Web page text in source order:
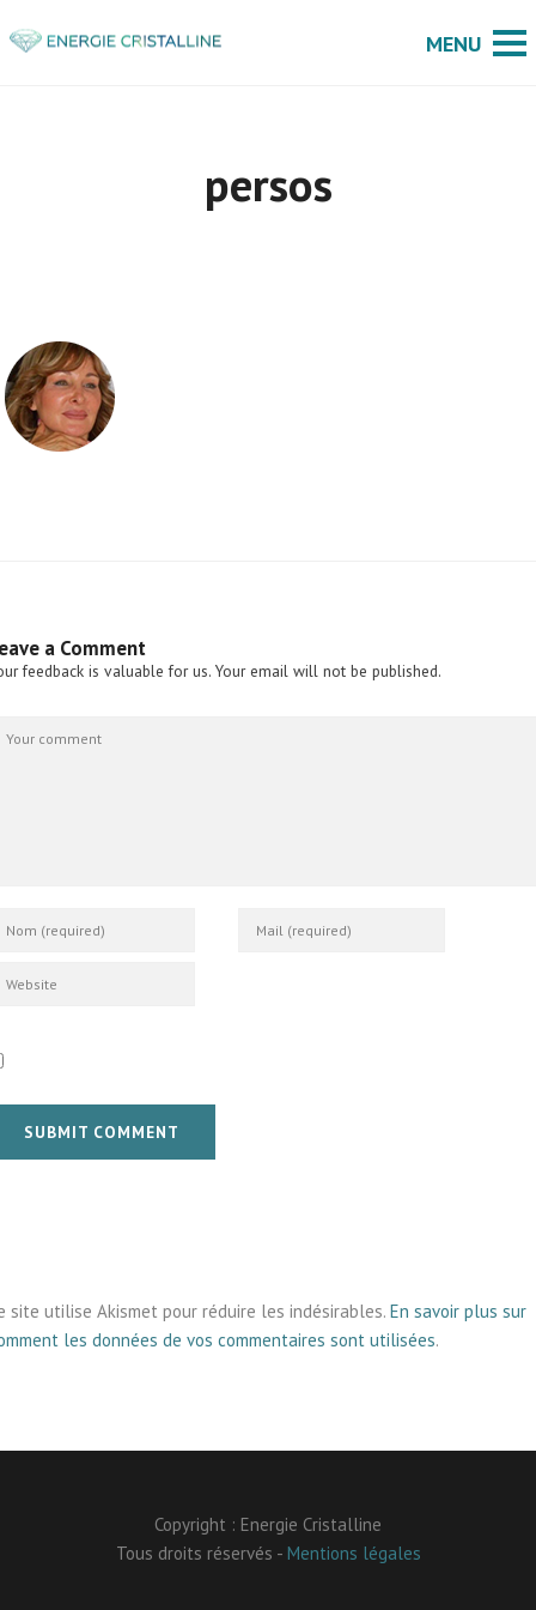
persos
a Comment
feedback is valuable for us. Your email will not be published.
SUBMIT COMMENT
site utilise Akismet pour réduire les indésirables. En savoir plus sur
les données de vos commentaires sont utilisées.
Copyright : Energie Cristalline
Tous droits réservés - Mentions légales